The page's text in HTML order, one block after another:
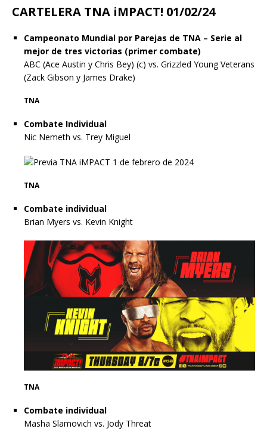
CARTELERA TNA iMPACT! 01/02/24
Campeonato Mundial por Parejas de TNA – Serie al
mejor de tres victorias (primer combate)
ABC (Ace Austin y Chris Bey) (c) vs. Grizzled Young Veterans
(Zack Gibson y James Drake)
TNA
Combate Individual
Nic Nemeth vs. Trey Miguel
TNA
Combate individual
Brian Myers vs. Kevin Knight
TNA
Combate individual
Masha Slamovich vs. Jody Threat